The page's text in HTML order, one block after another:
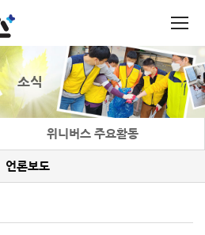
소식
위니버스 주요활동
언론보도